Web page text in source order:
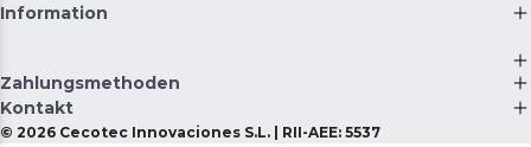
Information
Zahlungsmethoden
Kontakt
© 2026 Cecotec Innovaciones S.L. | RII-AEE: 5537